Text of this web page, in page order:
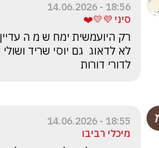
18:56 - 14.06.2026
סיני 💜💛❤️
לדורי דורות
18:55 - 14.06.2026
מיכלי רביבו